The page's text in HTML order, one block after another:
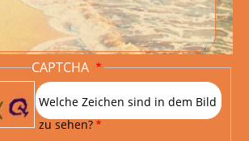
CAPTCHA
Welche Zeichen sind in dem Bild
zu sehen?